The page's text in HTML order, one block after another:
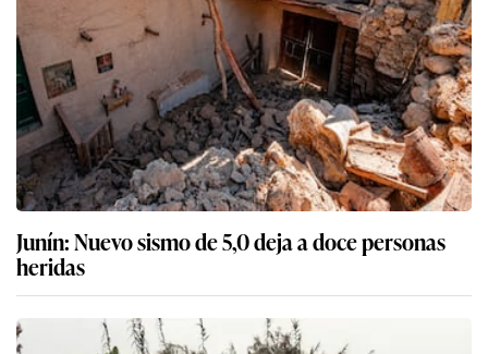
Junín: Nuevo sismo de 5,0 deja a doce personas
heridas